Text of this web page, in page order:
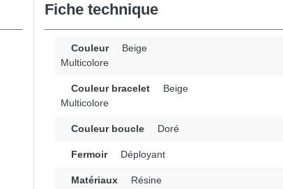
Fiche technique
Couleur
Beige
Multicolore
Couleur bracelet
Beige
Multicolore
Couleur boucle Doré
Fermoir Déployant
Matériaux Résine